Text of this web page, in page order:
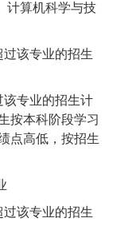
计算机科学与技
该专业的招生
该专业的招生计
按本科阶段学习
点高低，按招生
该专业的招生